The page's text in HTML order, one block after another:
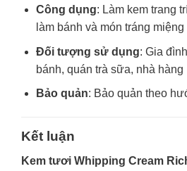
Công dụng: Làm kem trang
làm bánh và món tráng miệng
Đối tượng sử dụng: Gia
bánh, quán trà sữa, nhà hàng
Bảo quản: Bảo quản theo
Kết luận
Kem tươi Whipping Cream